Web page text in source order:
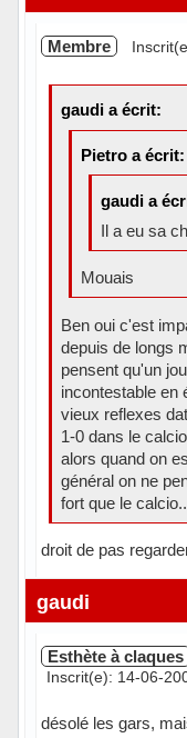
Membre
gaudi a écrit:
Pietro a écrit:
gaudi a
Il a eu sa
Mouais
Ben oui c'est
depuis de longs
pensent qu'un
incontestable en
vieux reflexes
1-0 dans le
alors quand on
général on ne
fort que le
droit de pas
Hors ligne
gaudi
Esthète à claques
Inscrit(e): 14-06-
désolé les gars,